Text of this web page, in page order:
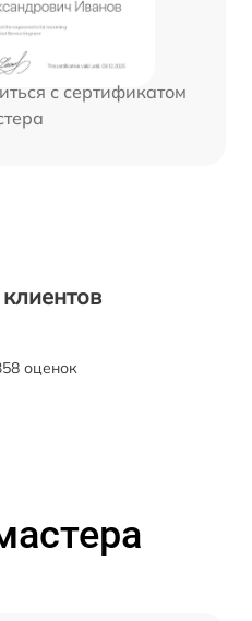
с сертификатом
оценок